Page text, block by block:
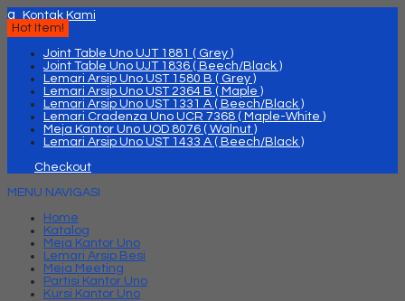
q
Kontak Kami
Hot Item!
Joint Table Uno UJT 1881 ( Grey )
Joint Table Uno UJT 1836 ( Beech/Black )
Lemari Arsip Uno UST 1580 B ( Grey )
Lemari Arsip Uno UST 2364 B ( Maple )
Lemari Arsip Uno UST 1331 A ( Beech/Black )
Lemari Cradenza Uno UCR 7368 ( Maple-White )
Meja Kantor Uno UOD 8076 ( Walnut )
Lemari Arsip Uno UST 1433 A ( Beech/Black )
Checkout
MENU NAVIGASI
Home
Katalog
Meja Kantor Uno
Lemari Arsip Besi
Meja Meeting
Partisi Kantor Uno
Kursi Kantor Uno